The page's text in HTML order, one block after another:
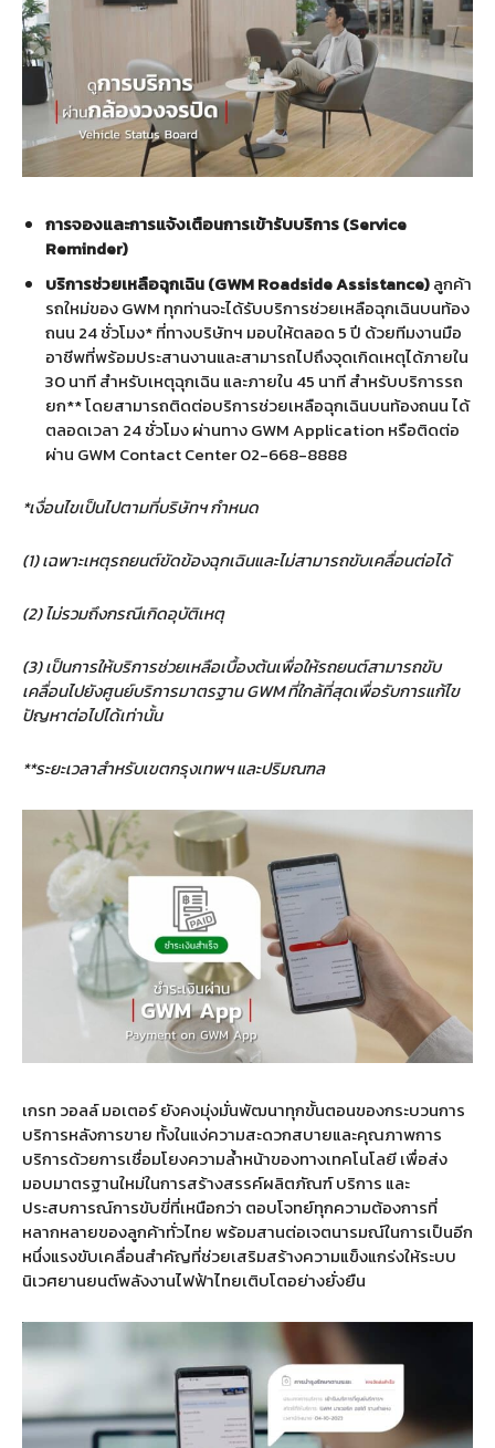
การจองและการแจ้งเตือนการเข้ารับบริการ (Service
Reminder)
บริการช่วยเหลือฉุกเฉิน (GWM Roadside Assistance)ลูกค้า
รถใหม่ของ GWM ทุกท่านจะได้รับบริการช่วยเหลือฉุกเฉินบนท้อง
ถนน 24 ชั่วโมง* ที่ทางบริษัทฯ มอบให้ตลอด 5 ปี ด้วยทีมงานมือ
อาชีพที่พร้อมประสานงานและสามารถไปถึงจุดเกิดเหตุได้ภายใน
30 นาที สำหรับเหตุฉุกเฉิน และภายใน 45 นาที สำหรับบริการรถ
ยก** โดยสามารถติดต่อบริการช่วยเหลือฉุกเฉินบนท้องถนน ได้
ตลอดเวลา 24 ชั่วโมง ผ่านทาง GWM Application หรือติดต่อ
ผ่าน GWM Contact Center 02-668-8888
*เงื่อนไขเป็นไปตามที่บริษัทฯ กำหนด
(1) เฉพาะเหตุรถยนต์ขัดข้องฉุกเฉินและไม่สามารถขับเคลื่อนต่อได้
(2) ไม่รวมถึงกรณีเกิดอุบัติเหตุ
(3) เป็นการให้บริการช่วยเหลือเบื้องต้นเพื่อให้รถยนต์สามารถขับ
เคลื่อนไปยังศูนย์บริการมาตรฐาน GWM ที่ใกล้ที่สุดเพื่อรับการแก้ไข
ปัญหาต่อไปได้เท่านั้น
**ระยะเวลาสำหรับเขตกรุงเทพฯ และปริมณฑล
เกรท วอลล์ มอเตอร์ ยังคงมุ่งมั่นพัฒนาทุกขั้นตอนของกระบวนการ
บริการหลังการขาย ทั้งในแง่ความสะดวกสบายและคุณภาพการ
บริการด้วยการเชื่อมโยงความล้ำหน้าของทางเทคโนโลยี เพื่อส่ง
มอบมาตรฐานใหม่ในการสร้างสรรค์ผลิตภัณฑ์ บริการ และ
ประสบการณ์การขับขี่ที่เหนือกว่า ตอบโจทย์ทุกความต้องการที่
หลากหลายของลูกค้าทั่วไทย พร้อมสานต่อเจตนารมณ์ในการเป็นอีก
หนึ่งแรงขับเคลื่อนสำคัญที่ช่วยเสริมสร้างความแข็งแกร่งให้ระบบ
นิเวศยานยนต์พลังงานไฟฟ้าไทยเติบโตอย่างยั่งยืน